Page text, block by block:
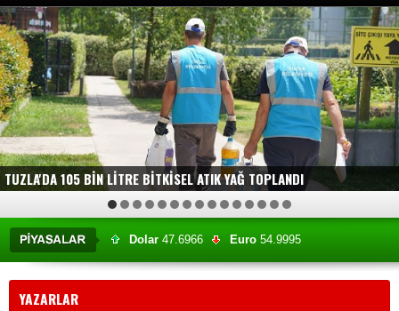
BAŞKAN AHMET CİN'DEN ZİYARET
TUZLA'DA 105 BİN LİTRE BİTKİSEL ATIK YAĞ TOPLANDI
2 3 4 5 6 7 8 9 10 11 12 13 14 15
Dolar 47.6966 Euro 54.9995
Altın6618.44 BIST13850.62
YAZARLAR